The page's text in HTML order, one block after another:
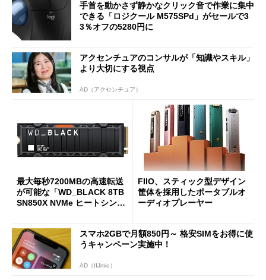
手首を動かさず静かなクリック音で作業に集中
できる「ロジクール M575SPd」がセールで3
3％オフの5280円に
アクセンチュアのコンサルが「知識やスキル」
より大切にする視点
AD（アクセンチュア）
最大毎秒7200MBの高速転送
が可能な「WD_BLACK 8TB
SN850X NVMe ヒートシンク
FIIO、スティック型デザイン
筐体を採用したポータブルオ
ーディオプレーヤー
スマホ2GBで月額850円～ 格安SIMをお得に使
うキャンペーン実施中！
AD（IIJmio）